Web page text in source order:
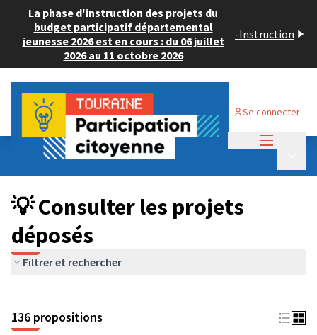
La phase d'instruction des projets du
budget participatif départemental
jeunesse 2026 est en cours : du 06 juillet
2026 au 11 octobre 2026
-Instruction
Se connecter
Budget Participatif JEUNESSE 2024
💡 Consulter les projets déposés
💡 Consulter les projets
déposés
Filtrer et rechercher
136 propositions